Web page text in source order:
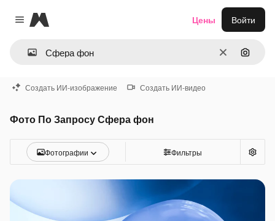
Close menu
Magnific
ОчиститьПоиск
Цены Войти
Создать ИИ-изображение Создать ИИ-видео
Фото По Запросу Сфера фон
Фотографии Фильтры